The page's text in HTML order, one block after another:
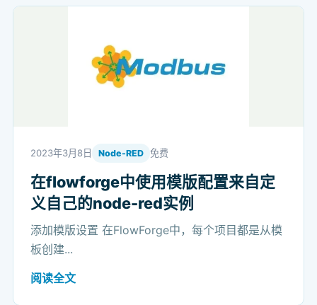
2023年3月8日 Node-RED 免费
在flowforge中使用模版配置来自定
义自己的node-red实例
添加模版设置 在FlowForge中，每个项目都是从模
板创建...
阅读全文